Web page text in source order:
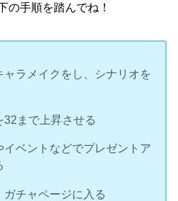
の手順を踏んでね！
ラメイクをし、シナリオを
まで上昇させる
イベントなどでプレゼントア
チャページに入る